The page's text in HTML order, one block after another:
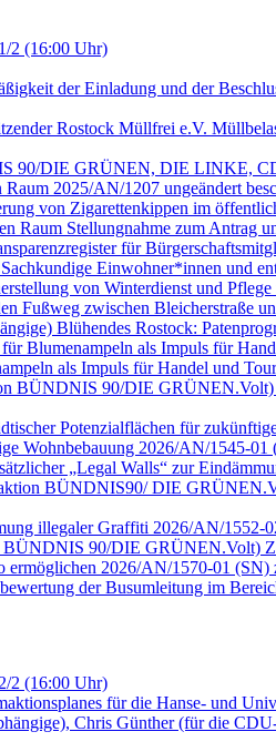
2 (16:00 Uhr)
der Einladung und der
Rostock Müllfrei e.V.
90/DIE GRÜNEN, DIE LINKE,
2025/AN/1207 ungeändert
von Zigarettenkippen im
Raum Stellungnahme zum Antrag
für
Einwohner*innen und
von Winterdienst und
Fußweg zwischen Bleicherstraße
Blühendes Rostock:
Blumenampeln als Impuls für
als Impuls für Handel und
BÜNDNIS 90/DIE
Potenzialflächen für
Wohnbebauung 2026/AN/1545-01
„Legal Walls“ zur
BÜNDNIS90/ DIE
illegaler Graffiti 2026/AN/1552-
90/DIE GRÜNEN.Volt)
ermöglichen 2026/AN/1570-01 (SN)
der Busumleitung im
2 (16:00 Uhr)
für die Hanse- und
Chris Günther (für die